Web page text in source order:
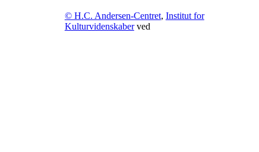
© H.C. Andersen-Centret, Institut for
Kulturvidenskaberved